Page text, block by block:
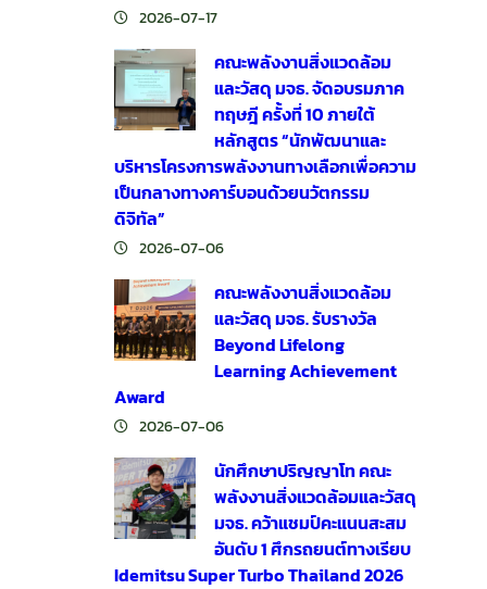
2026-07-17
คณะพลังงานสิ่งแวดล้อม
และวัสดุ มจธ. จัดอบรมภาค
ทฤษฎี ครั้งที่ 10 ภายใต้
หลักสูตร “นักพัฒนาและ
บริหารโครงการพลังงานทางเลือกเพื่อความ
เป็นกลางทางคาร์บอนด้วยนวัตกรรม
ดิจิทัล”
2026-07-06
คณะพลังงานสิ่งแวดล้อม
และวัสดุ มจธ. รับรางวัล
Beyond Lifelong
Learning Achievement
Award
2026-07-06
นักศึกษาปริญญาโท คณะ
พลังงานสิ่งแวดล้อมและวัสดุ
มจธ. คว้าแชมป์คะแนนสะสม
อันดับ 1 ศึกรถยนต์ทางเรียบ
Idemitsu Super Turbo Thailand 2026